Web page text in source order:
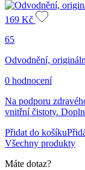
169 Kč
65
Odvodnění,
0 hodnocení
Na podporu
vnitřní čistoty.
Přidat do košíku
Všechny produkty
Máte dotaz?